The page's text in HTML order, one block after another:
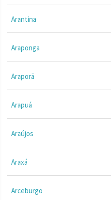
Arantina
Araponga
Araporã
Arapuá
Araújos
Araxá
Arceburgo